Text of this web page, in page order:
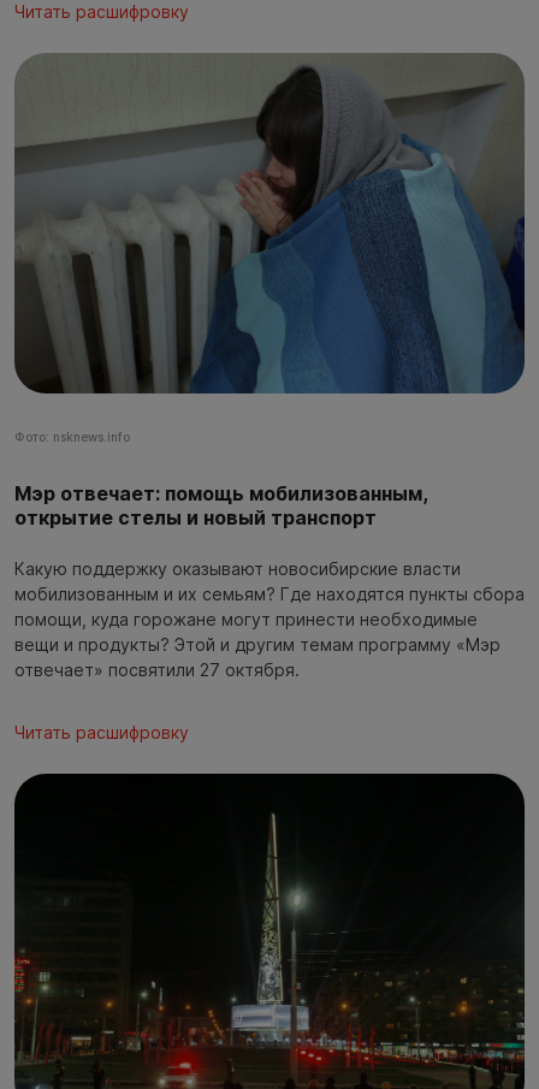
Читать расшифровку
Фото: nsknews.info
Мэр отвечает: помощь мобилизованным,
открытие стелы и новый транспорт
Какую поддержку оказывают новосибирские власти
мобилизованным и их семьям? Где находятся пункты сбора
помощи, куда горожане могут принести необходимые
вещи и продукты? Этой и другим темам программу «Мэр
отвечает» посвятили 27 октября.
Читать расшифровку